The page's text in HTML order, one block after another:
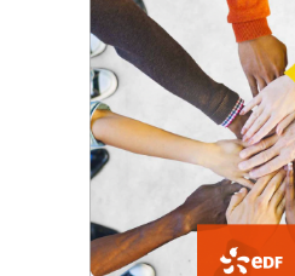
FEUILLETER